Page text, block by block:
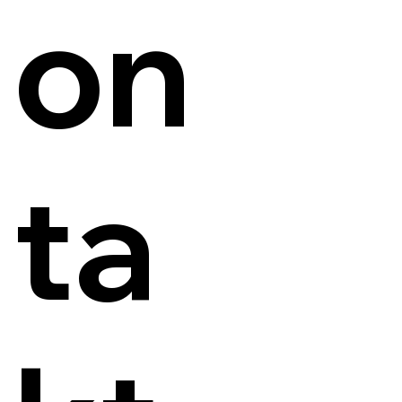
on
ta